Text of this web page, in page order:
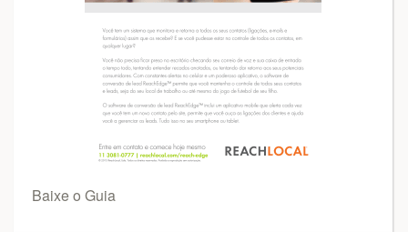
Baixe o Guia